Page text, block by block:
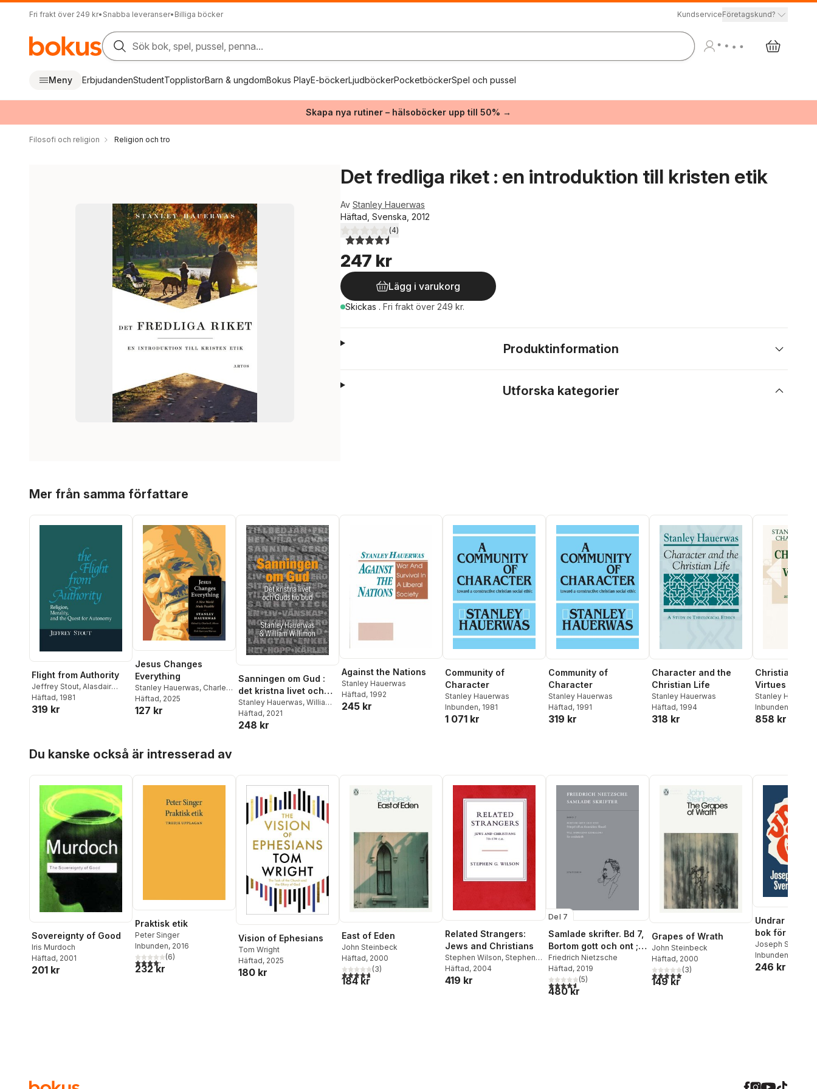
Fri frakt över 249 kr• Snabba leveranser• Billiga böcker KundserviceFöretagskund?
Sök bok, spel, pussel, penna...
Meny ErbjudandenStudentTopplistorBarn & ungdomBokus PlayE-böckerLjudböckerPocketböckerSpel och pussel
Skapa nya rutiner – hälsoböcker upp till 50% →
Filosofi och religion Religion och tro
Det fredliga riket : en introduktion till kristen etik
Av Stanley Hauerwas
Häftad, Svenska, 2012
4,5utav 5 stjärnor. Totalt antal röster:
(4)
247 kr
Lägg i varukorg
Skickas . Fri frakt över 249 kr.
Produktinformation
Utforska kategorier
Mer från samma författare
Flight from Authority
Jeffrey Stout, Alasdair
MacIntyre,Alasdair
Macintyre
Häftad, 1981
319 kr
Jesus Changes
Everything
Stanley Hauerwas, Charles
E. Moore
Häftad, 2025
127 kr
Sanningen om Gud :
det kristna livet och
Guds tio bud
Stanley Hauerwas, William
Willimon
Häftad, 2021
248 kr
Against the Nations
Stanley Hauerwas
Häftad, 1992
245 kr
Community of
Character
Stanley Hauerwas
Inbunden, 1981
1 071 kr
Community of
Character
Stanley Hauerwas
Häftad, 1991
319 kr
Character and the
Christian Life
Stanley Hauerwas
Häftad, 1994
318 kr
Christians
Virtues
Stanley
Pinches
Inbunden
858 kr
Du kanske också är intresserad av
Sovereignty of Good
Iris Murdoch
Häftad, 2001
201 kr
Praktisk etik
Peter Singer
Inbunden, 2016
4,2utav 5 stjärnor. Totalt antal röster:
(6)
232 kr
Vision of Ephesians
Tom Wright
Häftad, 2025
180 kr
East of Eden
John Steinbeck
Häftad, 2000
4,7utav 5 stjärnor. Totalt antal röster:
(3)
184 kr
Related Strangers:
Jews and Christians
Stephen Wilson, Stephen
G. Wilson
Häftad, 2004
419 kr
Del 7
Samlade skrifter. Bd 7,
Bortom gott och ont ;
Till moralens
genealogi
Friedrich Nietzsche
Häftad, 2019
4,6utav 5 stjärnor. Totalt antal röster:
(5)
480 kr
Grapes of Wrath
John Steinbeck
Häftad, 2000
5,0utav 5 stjärnor. Totalt antal röster:
(3)
149 kr
Undrar om
bok för
Joseph Sverker
Inbunden
246 kr